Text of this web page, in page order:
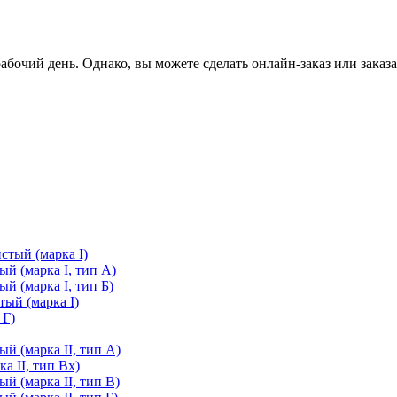
день. Однако, вы можете сделать онлайн-заказ или
(марка I)
(марка I, тип А)
(марка I, тип Б)
(марка I)
Г)
(марка II, тип А)
II, тип Вх)
(марка II, тип В)